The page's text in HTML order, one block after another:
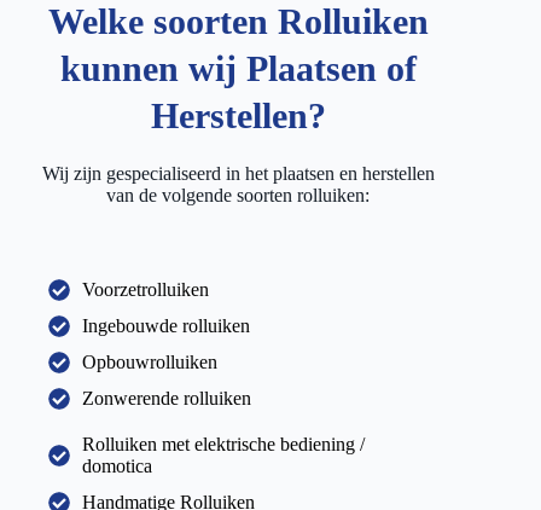
Welke soorten Rolluiken
kunnen wij Plaatsen of
Herstellen?
Wij zijn gespecialiseerd in het plaatsen en herstellen
van de volgende soorten rolluiken:
Voorzetrolluiken
Ingebouwde rolluiken
Opbouwrolluiken
Zonwerende rolluiken
Rolluiken met elektrische bediening /
domotica
Handmatige Rolluiken